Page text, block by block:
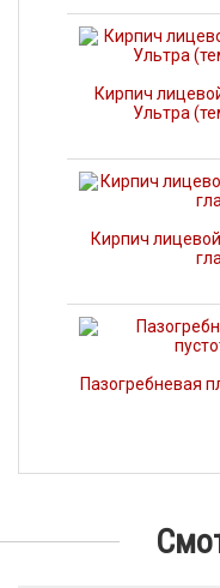
Кирпич
Ультра
Кирпич
Пазогребневая